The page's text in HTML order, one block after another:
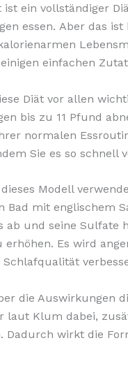
ist ein vollständiger
essen. Aber das
einfachen
Diät vor allen
bis zu 11 Pfund
normalen
Sie es so schnell
Modell
Bad mit englischem
ab und seine Sulfate
erhöhen. Es wird
Schlafqualität
die Auswirkungen
laut Klum dabei,
wirkt die